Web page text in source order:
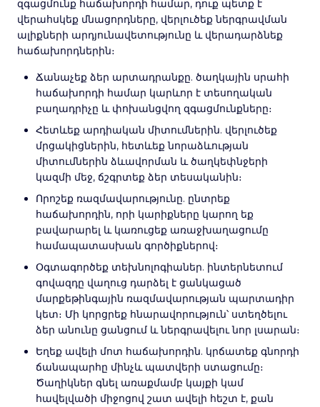
զգացմունք հաճախորդի համար, դուք պետք է
վերահսկեք մնացորդները, վերլուծեք ներգրավման
ալիքների արդյունավետությունը և վերադարձնեք
հաճախորդներին։
Ճանաչեք ձեր արտադրանքը. ծաղկային սրահի
հաճախորդի համար կարևոր է տեսողական
բաղադրիչը և փոխանցվող զգացմունքները։
Հետևեք արդիական միտումներին. վերլուծեք
մրցակիցներին, հետևեք նորաձևության
միտումներին ձևավորման և ծաղկեփնջերի
կազմի մեջ, ճշգրտեք ձեր տեսականին։
Որոշեք ռազմավարությունը. ընտրեք
հաճախորդին, որի կարիքները կարող եք
բավարարել և կառուցեք առաջխաղացումը
համապատասխան գործիքներով։
Օգտագործեք տեխնոլոգիաներ. ինտերնետում
գովազդը վաղուց դարձել է ցանկացած
մարքեթինգային ռազմավարության պարտադիր
կետ։ Մի կորցրեք հնարավորություն՝ ստեղծելու
ձեր անունը ցանցում և ներգրավելու նոր լսարան։
Եղեք ավելի մոտ հաճախորդին. կրճատեք գնորդի
ճանապարհը մինչև պատվերի ստացումը։
Ծաղիկներ գնել առաքմամբ կայքի կամ
հավելվածի միջոցով շատ ավելի հեշտ է, քան